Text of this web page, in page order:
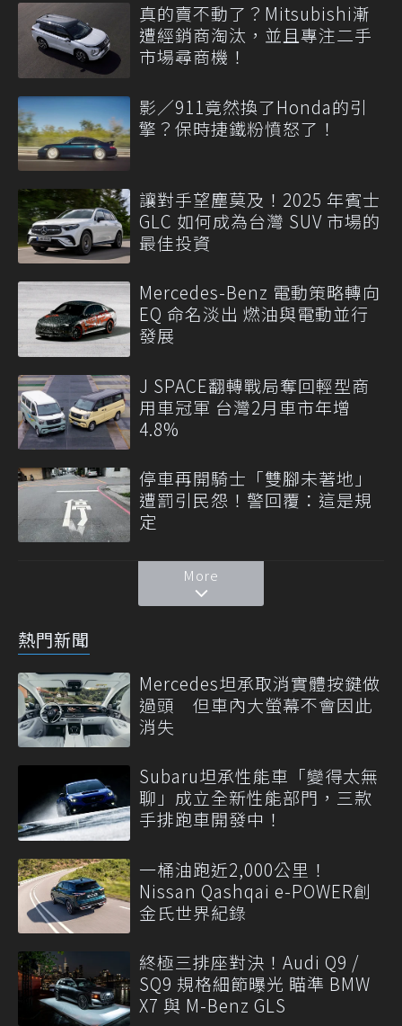
真的賣不動了？Mitsubishi漸
遭經銷商淘汰，並且專注二手
市場尋商機！
影／911竟然換了Honda的引
擎？保時捷鐵粉憤怒了！
讓對手望塵莫及！2025 年賓士
GLC 如何成為台灣 SUV 市場的
最佳投資
Mercedes-Benz 電動策略轉向
EQ 命名淡出 燃油與電動並行
發展
J SPACE翻轉戰局奪回輕型商
用車冠軍 台灣2月車市年增
4.8%
停車再開騎士「雙腳未著地」
遭罰引民怨！警回覆：這是規
定
More
熱門新聞
Mercedes坦承取消實體按鍵做
過頭 但車內大螢幕不會因此
消失
Subaru坦承性能車「變得太無
聊」成立全新性能部門，三款
手排跑車開發中！
一桶油跑近2,000公里！
Nissan Qashqai e-POWER創
金氏世界紀錄
終極三排座對決！Audi Q9 /
SQ9 規格細節曝光 瞄準 BMW
X7 與 M-Benz GLS